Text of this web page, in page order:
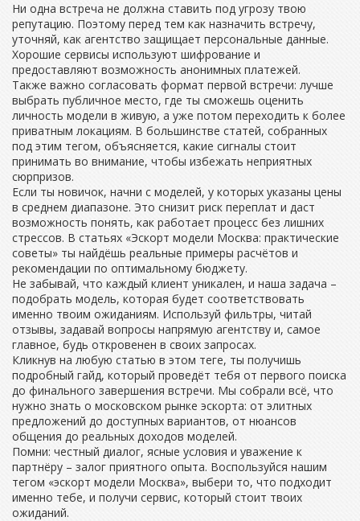
Ни одна встреча не должна ставить под угрозу твою
репутацию. Поэтому перед тем как назначить встречу,
уточняй, как агентство защищает персональные данные.
Хорошие сервисы используют шифрование и
предоставляют возможность анонимных платежей.
Также важно согласовать формат первой встречи: лучше
выбрать публичное место, где ты сможешь оценить
личность модели в живую, а уже потом переходить к более
приватным локациям. В большинстве статей, собранных
под этим тегом, объясняется, какие сигналы стоит
принимать во внимание, чтобы избежать неприятных
сюрпризов.
Если ты новичок, начни с моделей, у которых указаны цены
в среднем диапазоне. Это снизит риск переплат и даст
возможность понять, как работает процесс без лишних
стрессов. В статьях «Эскорт модели Москва: практические
советы» ты найдёшь реальные примеры расчётов и
рекомендации по оптимальному бюджету.
Не забывай, что каждый клиент уникален, и наша задача –
подобрать модель, которая будет соответствовать
именно твоим ожиданиям. Используй фильтры, читай
отзывы, задавай вопросы напрямую агентству и, самое
главное, будь откровенен в своих запросах.
Кликнув на любую статью в этом теге, ты получишь
подробный гайд, который проведёт тебя от первого поиска
до финального завершения встречи. Мы собрали всё, что
нужно знать о московском рынке эскорта: от элитных
предложений до доступных вариантов, от нюансов
общения до реальных доходов моделей.
Помни: честный диалог, ясные условия и уважение к
партнёру – залог приятного опыта. Воспользуйся нашим
тегом «эскорт модели Москва», выбери то, что подходит
именно тебе, и получи сервис, который стоит твоих
ожиданий.